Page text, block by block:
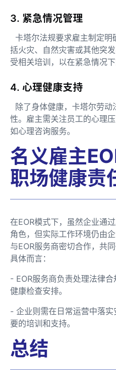
3. 紧急情况管理
卡塔尔法规要求雇主制定
括火灾、自然灾害或其他突
受相关培训，以在紧急情况下
4. 心理健康支持
除了身体健康，卡塔尔劳
性。雇主需关注员工的心理
如心理咨询服务。
名义雇主
职场健康责
在EOR模式下，虽然企业通
角色，但实际工作环境仍由
与EOR服务商密切合作，共
具体而言：
- EOR服务商负责处理法律
健康检查安排。
- 企业则需在日常运营中落
要的培训和支持。
总结